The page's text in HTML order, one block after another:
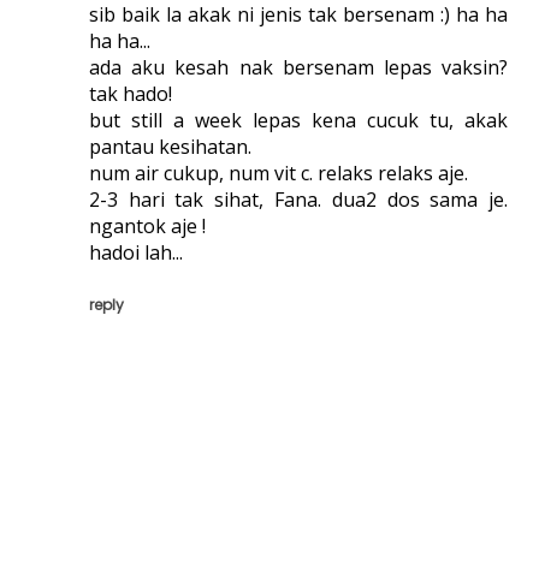
sib baik la akak ni jenis tak bersenam :) ha ha
ha ha...
ada aku kesah nak bersenam lepas vaksin?
tak hado!
but still a week lepas kena cucuk tu, akak
pantau kesihatan.
num air cukup, num vit c. relaks relaks aje.
2-3 hari tak sihat, Fana. dua2 dos sama je.
ngantok aje !
hadoi lah...
reply